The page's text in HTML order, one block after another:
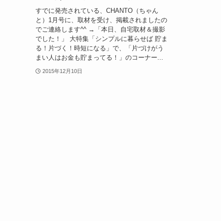
すでに発売されている、CHANTO（ちゃん
と）1月号に、取材を受け、掲載されましたの
でご連絡します^^ →「本日、自宅取材＆撮影
でした！」 大特集「シンプルに暮らせば 貯ま
る！片づく！時短になる」で、「片づけがう
まい人はお金も貯まってる！」のコーナー...
2015年12月10日